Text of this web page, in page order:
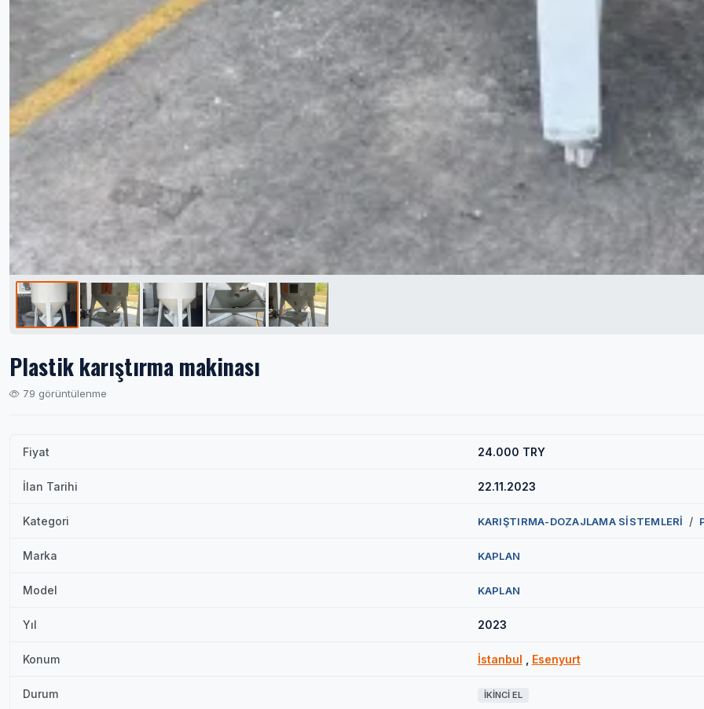
Plastik karıştırma makinası
79 görüntülenme
Fiyat 24.000 TRY
İlan Tarihi 22.11.2023
Kategori KARIŞTIRMA-DOZAJLAMA SİSTEMLERİ /
Marka KAPLAN
Model KAPLAN
Yıl 2023
Konum İstanbul Esenyurt
Durum İKINCI EL